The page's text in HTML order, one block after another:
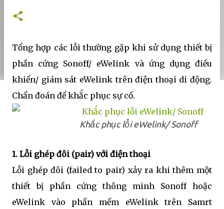
Tổng hợp các lỗi thường gặp khi sử dụng thiết bị
phần cứng Sonoff/ eWelink và ứng dụng điều
khiển/ giám sát eWelink trên điện thoại di động.
Chẩn đoán để khắc phục sự cố.
Khắc phục lỗi eWelink/ Sonoff
1. Lỗi ghép đôi (pair) với điện thoại
Lỗi ghép đôi (failed to pair) xảy ra khi thêm một
thiết bị phần cứng thông minh Sonoff hoặc
eWelink vào phần mềm eWelink trên Samrt